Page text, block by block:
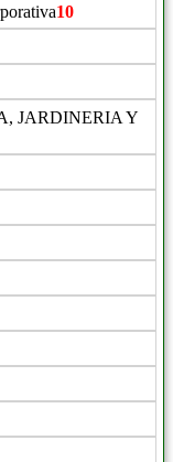
10
JARDINERIA Y